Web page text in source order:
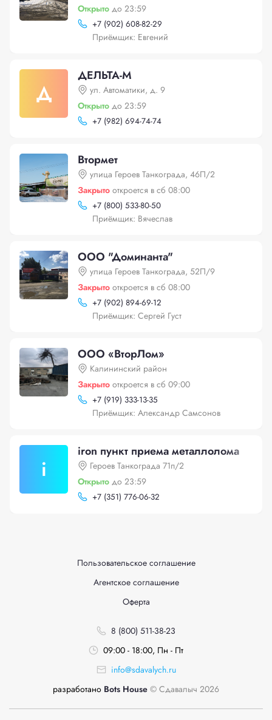
Открыто до 23:59
+7 (902) 608-82-29
Приёмщик: Евгений
Д
ДЕЛЬТА-М
ул. Автоматики, д. 9
Открыто до 23:59
+7 (982) 694-74-74
Втормет
улица Героев Танкограда, 46П/2
Закрыто откроется в сб 08:00
+7 (800) 533-80-50
Приёмщик: Вячеслав
ООО "Доминанта"
улица Героев Танкограда, 52П/9
Закрыто откроется в сб 08:00
+7 (902) 894-69-12
Приёмщик: Сергей Густ
ООО «ВторЛом»
Калининский район
Закрыто откроется в сб 09:00
+7 (919) 333-13-35
Приёмщик: Александр Самсонов
i
iron пункт приема металлолома
Героев Танкограда 71п/2
Открыто до 23:59
+7 (351) 776-06-32
Пользовательское соглашение
Агентское соглашение
Оферта
8 (800) 511-38-23
09:00 - 18:00, Пн - Пт
info@sdavalych.ru
разработано Bots House © Сдавалыч 2026